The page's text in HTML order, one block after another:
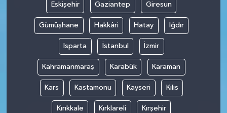
Eskişehir Gaziantep Giresun
Gümüşhane Hakkâri Hatay Iğdır
Isparta İstanbul İzmir
Kahramanmaraş Karabük Karaman
Kars Kastamonu Kayseri Kilis
Kırıkkale Kırklareli Kırşehir